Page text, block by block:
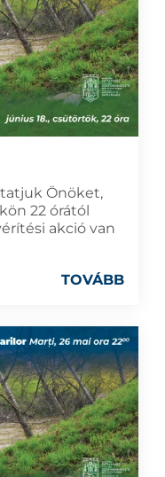
Önöket,
22 órától
akció van
TOVÁBB